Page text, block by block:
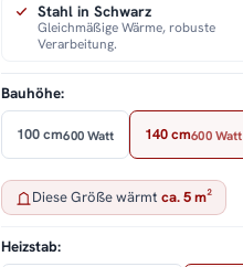
Stahl in Schwarz
Gleichmäßige Wärme, robuste
Verarbeitung.
Bauhöhe:
100 cm600 Watt 140 cm600 Watt
Diese Größe wärmtca. 5 m²
Heizstab: